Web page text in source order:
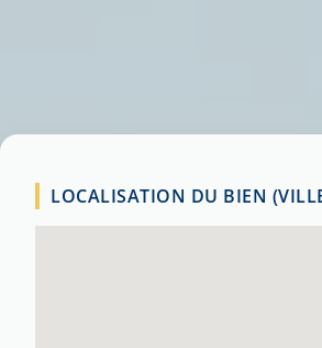
LOCALISATION DU BIEN